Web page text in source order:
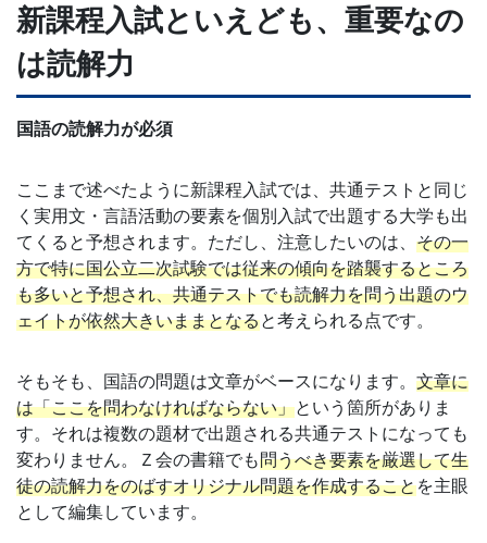
新課程入試といえども、重要なの
は読解力
国語の読解力が必須
ここまで述べたように新課程入試では、共通テストと同じ
く実用文・言語活動の要素を個別入試で出題する大学も出
てくると予想されます。ただし、注意したいのは、 その一
方で特に国公立二次試験では従来の傾向を踏襲するところ
も多いと予想され、共通テストでも読解力を問う出題のウ
ェイトが依然大きいままとなると考えられる点です。
そもそも、国語の問題は文章がベースになります。 文章に
は「ここを問わなければならない」という箇所がありま
す。それは複数の題材で出題される共通テストになっても
変わりません。Ｚ会の書籍でも問うべき要素を厳選して生
徒の読解力をのばすオリジナル問題を作成することを主眼
として編集しています。